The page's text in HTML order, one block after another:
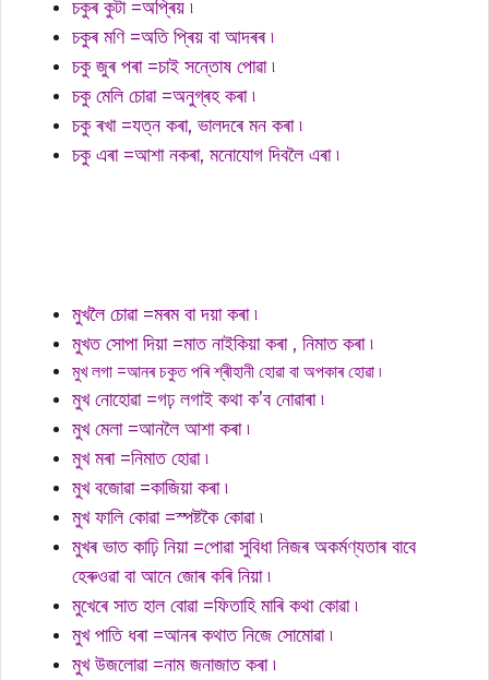
চকুৰ কুটা =অপ্ৰিয় ৷
চকুৰ মণি =অতি প্ৰিয় বা আদৰৰ ৷
চকু জুৰ পৰা =চাই সন্তোষ পোৱা ৷
চকু মেলি চোৱা =অনুগ্ৰহ কৰা ৷
চকু ৰখা =যত্ন কৰা, ভালদৰে মন কৰা ৷
চকু এৰা =আশা নকৰা, মনোযোগ দিবলৈ এৰা ৷
মুখলৈ চোৱা =মৰম বা দয়া কৰা ৷
মুখত সোপা দিয়া =মাত নাইকিয়া কৰা , নিমাত কৰা ৷
মুখ লগা =আনৰ চকুত পৰি শ্ৰীহানী হোৱা বা অপকাৰ হোৱা ৷
মুখ নোহোৱা =গঢ় লগাই কথা ক’ব নোৱাৰা ৷
মুখ মেলা =আনলৈ আশা কৰা ৷
মুখ মৰা =নিমাত হোৱা ৷
মুখ বজোৱা =কাজিয়া কৰা ৷
মুখ ফালি কোৱা =স্পষ্টকৈ কোৱা ৷
মুখৰ ভাত কাঢ়ি নিয়া =পোৱা সুবিধা নিজৰ অকৰ্মণ্যতাৰ বাবে
হেৰুওৱা বা আনে জোৰ কৰি নিয়া ৷
মুখেৰে সাত হাল বোৱা =ফিতাহি মাৰি কথা কোৱা ৷
মুখ পাতি ধৰা =আনৰ কথাত নিজে সোমোৱা ৷
মুখ উজলোৱা =নাম জনাজাত কৰা ৷